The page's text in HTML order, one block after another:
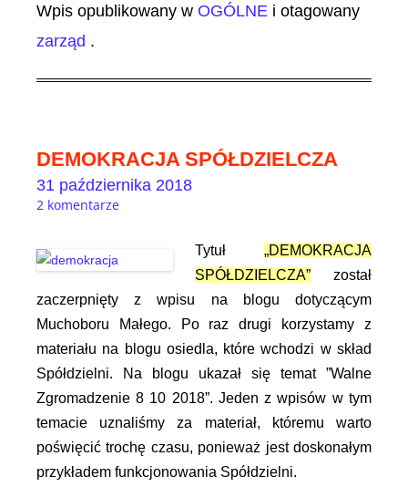
Wpis opublikowany w OGÓLNE i otagowany
zarząd .
DEMOKRACJA SPÓŁDZIELCZA
2 komentarze
Tytuł „DEMOKRACJA
SPÓŁDZIELCZA” został
zaczerpnięty z wpisu na blogu dotyczącym
Muchoboru Małego. Po raz drugi korzystamy z
materiału na blogu osiedla, które wchodzi w skład
Spółdzielni. Na blogu ukazał się temat ”Walne
Zgromadzenie 8 10 2018”. Jeden z wpisów w tym
temacie uznaliśmy za materiał, któremu warto
poświęcić trochę czasu, ponieważ jest doskonałym
przykładem funkcjonowania Spółdzielni.
31 października 2018